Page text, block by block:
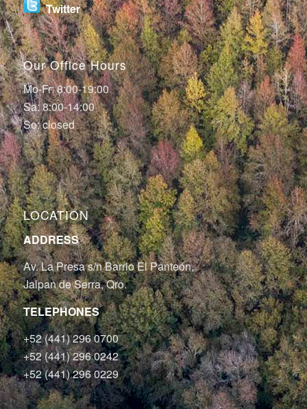
Twitter
Our Office Hours
Mo-Fr: 8:00-19:00
Sa: 8:00-14:00
So: closed
LOCATION
ADDRESS
Av. La Presa s/n Barrio El Panteón,
Jalpan de Serra, Qro.
TELEPHONES
+52 (441) 296 0700
+52 (441) 296 0242
+52 (441) 296 0229